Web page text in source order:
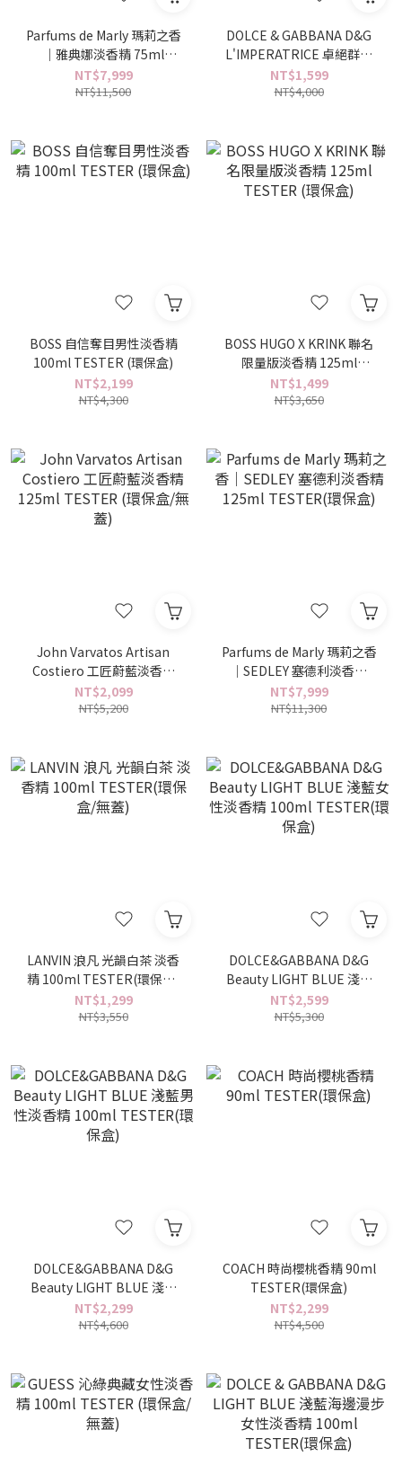
Parfums de Marly 瑪莉之香
｜雅典娜淡香精 75ml
TESTER (環保盒)
NT$7,999
NT$11,500
DOLCE & GABBANA D&G
L'IMPERATRICE 卓絕群倫
王后淡香水(3號王后) 100ml
TESTER(環保盒)
NT$1,599
NT$4,000
BOSS 自信奪目男性淡香精
100ml TESTER (環保盒)
NT$2,199
NT$4,300
BOSS HUGO X KRINK 聯名
限量版淡香精 125ml
TESTER (環保盒)
NT$1,499
NT$3,650
John Varvatos Artisan
Costiero 工匠蔚藍淡香精
125ml TESTER (環保盒/無
蓋)
NT$2,099
NT$5,200
Parfums de Marly 瑪莉之香
｜SEDLEY 塞德利淡香精
125ml TESTER(環保盒)
NT$7,999
NT$11,300
LANVIN 浪凡 光韻白茶 淡香
精 100ml TESTER(環保盒/
無蓋)
NT$1,299
NT$3,550
DOLCE&GABBANA D&G
Beauty LIGHT BLUE 淺藍
女性淡香精 100ml
TESTER(環保盒)
NT$2,599
NT$5,300
DOLCE&GABBANA D&G
Beauty LIGHT BLUE 淺藍
男性淡香精 100ml
TESTER(環保盒)
NT$2,299
NT$4,600
COACH 時尚櫻桃香精 90ml
TESTER(環保盒)
NT$2,299
NT$4,500